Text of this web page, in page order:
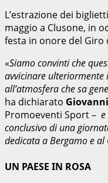
L’estrazione dei
maggio a Clusone, in
festa in onore del Giro
«Siamo convinti che
avvicinare ulteriormente
all’atmosfera che sa
ha dichiarato
Promoeventi Sport – e
conclusivo di una
dedicata a Bergamo e al
UN PAESE IN ROSA